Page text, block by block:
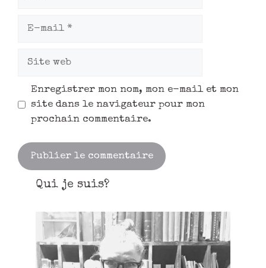
Enregistrer mon nom, mon e-mail et mon
site dans le navigateur pour mon
prochain commentaire.
Qui je suis?